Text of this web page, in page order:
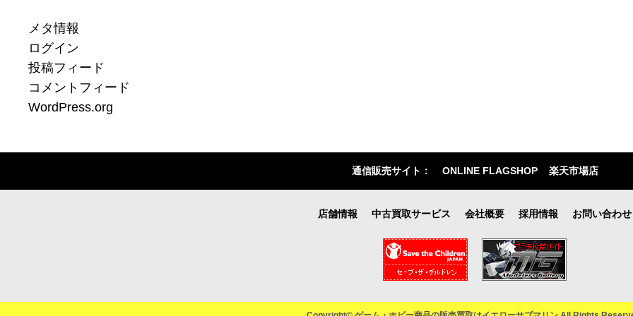
メタ情報
ログイン
投稿フィード
コメントフィード
WordPress.org
通信販売サイト： ONLINE FLAGSHOP 楽天市場店
店舗情報 中古買取サービス 会社概要 採用情報 お問い合わせ